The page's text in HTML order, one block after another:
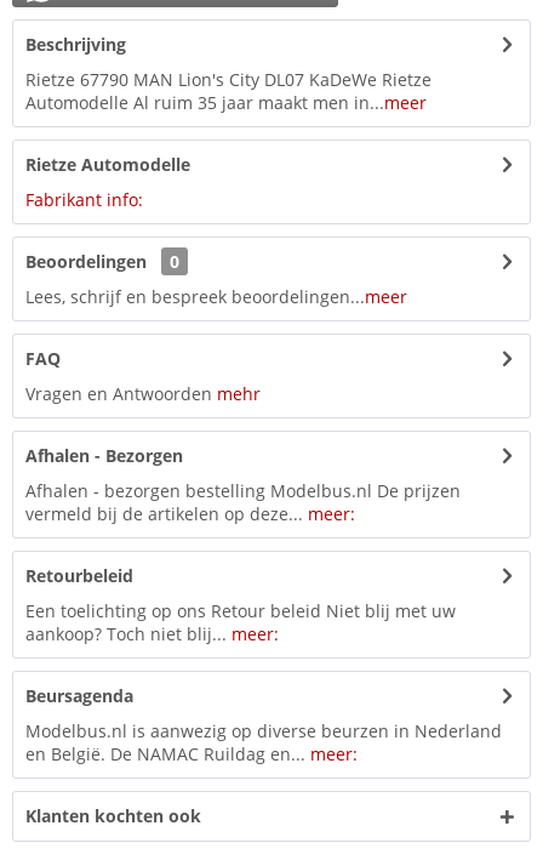
Beschrijving
Rietze 67790 MAN Lion's City DL07 KaDeWe Rietze
Automodelle Al ruim 35 jaar maakt men in...meer
Rietze Automodelle
Fabrikant info:
Beoordelingen
0
Lees, schrijf en bespreek beoordelingen...meer
FAQ
Vragen en Antwoorden mehr
Afhalen - Bezorgen
Afhalen - bezorgen bestelling Modelbus.nl De prijzen
vermeld bij de artikelen op deze... meer:
Retourbeleid
Een toelichting op ons Retour beleid Niet blij met uw
aankoop? Toch niet blij... meer:
Beursagenda
Modelbus.nl is aanwezig op diverse beurzen in Nederland
en België. De NAMAC Ruildag en... meer:
Klanten kochten ook